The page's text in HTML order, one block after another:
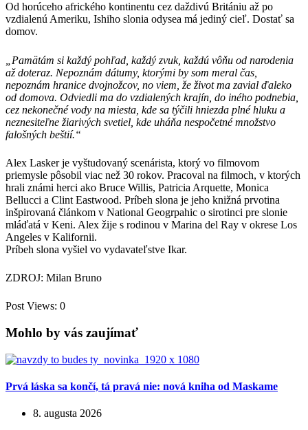
Od horúceho afrického kontinentu cez daždivú Britániu až po
vzdialenú Ameriku, Ishiho slonia odysea má jediný cieľ. Dostať sa
domov.
„Pamätám si každý pohľad, každý zvuk, každú vôňu od narodenia
až doteraz. Nepoznám dátumy, ktorými by som meral čas,
nepoznám hranice dvojnožcov, no viem, že život ma zavial ďaleko
od domova. Odviedli ma do vzdialených krajín, do iného podnebia,
cez nekonečné vody na miesta, kde sa týčili hniezda plné hluku a
neznesiteľne žiarivých svetiel, kde uháňa nespočetné množstvo
falošných beštií.“
Alex Lasker je vyštudovaný scenárista, ktorý vo filmovom
priemysle pôsobil viac než 30 rokov. Pracoval na filmoch, v ktorých
hrali známi herci ako Bruce Willis, Patricia Arquette, Monica
Bellucci a Clint Eastwood. Príbeh slona je jeho knižná prvotina
inšpirovaná článkom v National Geogrpahic o sirotinci pre slonie
mláďatá v Keni. Alex žije s rodinou v Marina del Ray v okrese Los
Angeles v Kalifornii.
Príbeh slona vyšiel vo vydavateľstve Ikar.
ZDROJ: Milan Bruno
Post Views: 0
Mohlo by vás zaujímať
Prvá láska sa končí, tá pravá nie: nová kniha od Maskame
8. augusta 2026